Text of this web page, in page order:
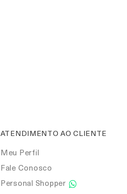
ATENDIMENTO AO CLIENTE
Meu Perfil
Fale Conosco
Personal Shopper